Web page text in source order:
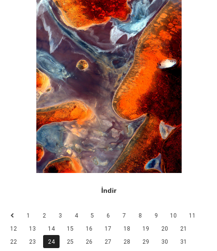
İndir
1 2 3 4 5 6 7 8 9 10
11
12
13 14 15 16 17 18 19 20
21
22
23 24 25 26 27 28 29 30
31